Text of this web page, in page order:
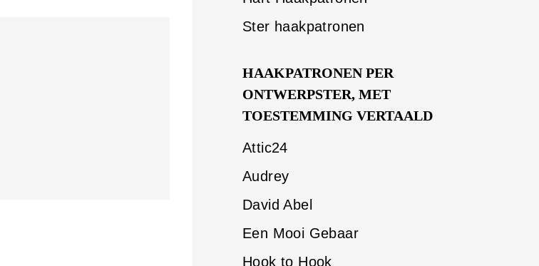
Ster haakpatronen
HAAKPATRONEN PER
ONTWERPSTER, MET
TOESTEMMING VERTAALD
Attic24
Audrey
David Abel
Een Mooi Gebaar
Hook to Hook